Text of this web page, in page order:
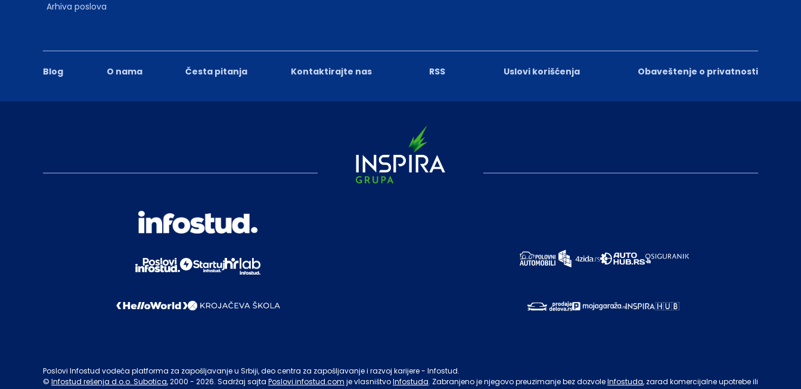
Blog O nama Česta pitanja Kontaktirajte nas RSS Uslovi korišćenja Obaveštenje o privatnosti
Arhiva poslova
Poslovi Infostud vodeća platforma za zapošljavanje u Srbiji, deo centra za zapošljavanje i razvoj karijere - Infostud.
© Infostud rešenja d.o.o. Subotica, 2000 - 2026. Sadržaj sajta Poslovi.infostud.com je vlasništvoInfostuda. Zabranjeno je njegovo preuzimanje bez dozvoleInfostuda, zarad komercijalne upotrebe ili